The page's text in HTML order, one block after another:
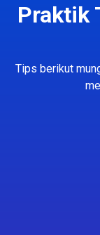
Praktik
Tips berikut